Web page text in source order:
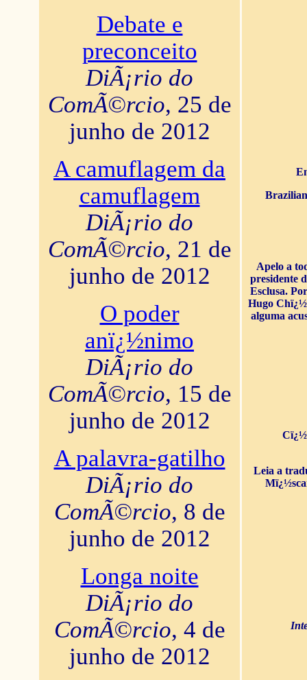
Debate e
preconceito
DiÃ¡rio do
ComÃ©rcio, 25 de
junho de 2012
A camuflagem da
camuflagem
DiÃ¡rio do
ComÃ©rcio, 21 de
junho de 2012
O poder
anï¿½nimo
DiÃ¡rio do
ComÃ©rcio, 15 de
junho de 2012
A palavra-gatilho
DiÃ¡rio do
ComÃ©rcio, 8 de
junho de 2012
Longa noite
DiÃ¡rio do
ComÃ©rcio, 4 de
junho de 2012
Apelo a
presidente
Esclusa.
Hugo
alguma
Leia a